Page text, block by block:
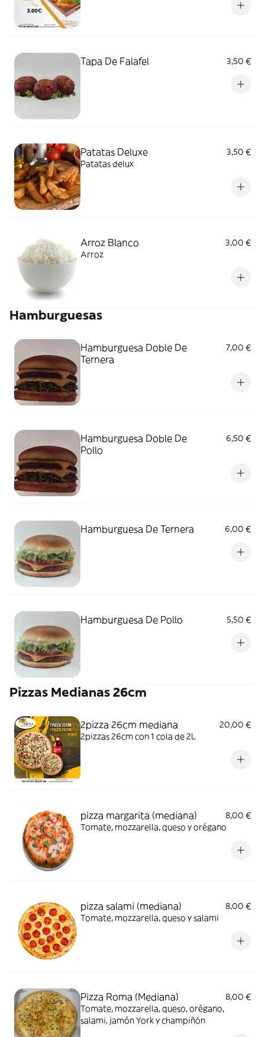
Tapa De Falafel 3,50 €
Patatas Deluxe
3,50 €
Patatas delux
Arroz Blanco
3,00 €
Arroz
Hamburguesas
Hamburguesa Doble De
Ternera
7,00 €
Hamburguesa Doble De
Pollo
6,50 €
Hamburguesa De Ternera 6,00 €
Hamburguesa De Pollo 5,50 €
Pizzas Medianas 26cm
2pizza 26cm mediana
20,00 €
2pizzas 26cm con 1 cola de 2L
pizza margarita (mediana)
8,00 €
Tomate, mozzarella, queso y orégano
pizza salami (mediana)
8,00 €
Tomate, mozzarella, queso y salami
Pizza Roma (Mediana)
8,00 €
Tomate, mozzarella, queso, orégano,
salami, jamón York y champiñón